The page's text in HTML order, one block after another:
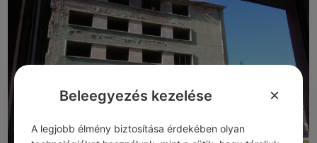
Beleegyezés kezelése ×
A legjobb élmény biztosítása érdekében olyan